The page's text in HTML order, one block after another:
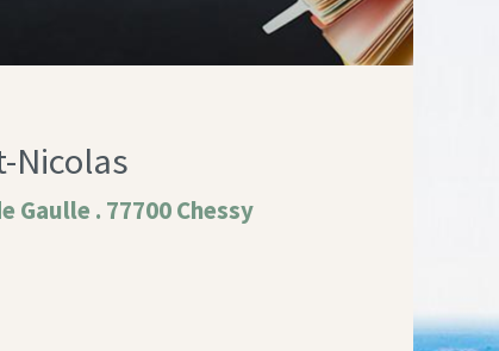
Nicolas
Gaulle . 77700 Chessy